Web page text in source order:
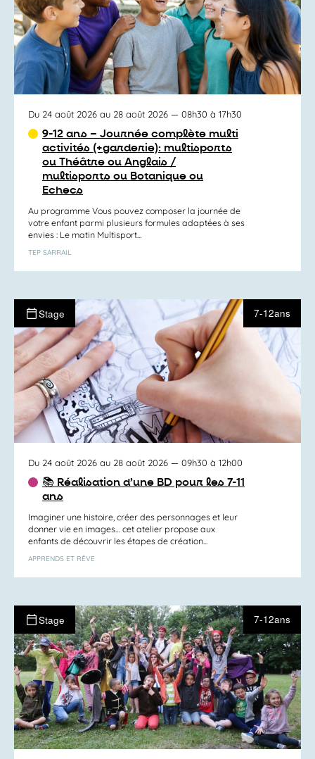
Du 24 août 2026 au 28 août 2026 — 08h30 à 17h30
9-12 ans – Journée complète multi
activités (+garderie): multisports
ou Théâtre ou Anglais /
multisports ou Botanique ou
Echecs
Au programme Vous pouvez composer la journée de
votre enfant parmi plusieurs formules adaptées à ses
envies : Le matin Multisport...
TEP SARRAIL
Stage 7-12ans
Du 24 août 2026 au 28 août 2026 — 09h30 à 12h00
📚 Réalisation d’une BD pour les 7-11
ans
Imaginer une histoire, créer des personnages et leur
donner vie en images… cet atelier propose aux
enfants de découvrir les étapes de création...
APPRENDS ET RÊVE
Stage 7-12ans